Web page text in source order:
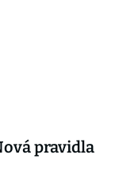
pravidla